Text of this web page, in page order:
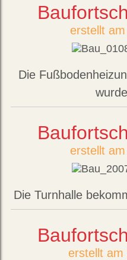
erstellt
Die
erstellt
Die Turnhalle
erstellt am